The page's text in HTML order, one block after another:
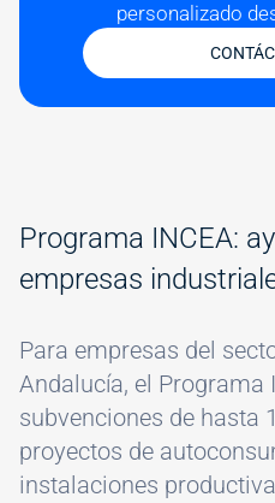
personalizado
Programa INCEA:
empresas
Para empresas del
Andalucía, el Programa
subvenciones de hasta
proyectos de
instalaciones